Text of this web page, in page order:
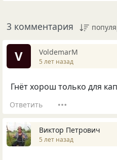
3 комментария
V VoldemarM
5 лет назад
Гнёт хорош только для
Ответить
Виктор Петрович
5 лет назад